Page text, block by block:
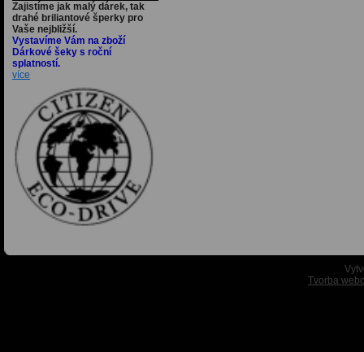
Zajistíme jak malý dárek, tak
drahé briliantové šperky pro
Vaše nejbližší.
Vystavíme Vám na zboží
Dárkové šeky s roční
splatností.
více
Tvorba